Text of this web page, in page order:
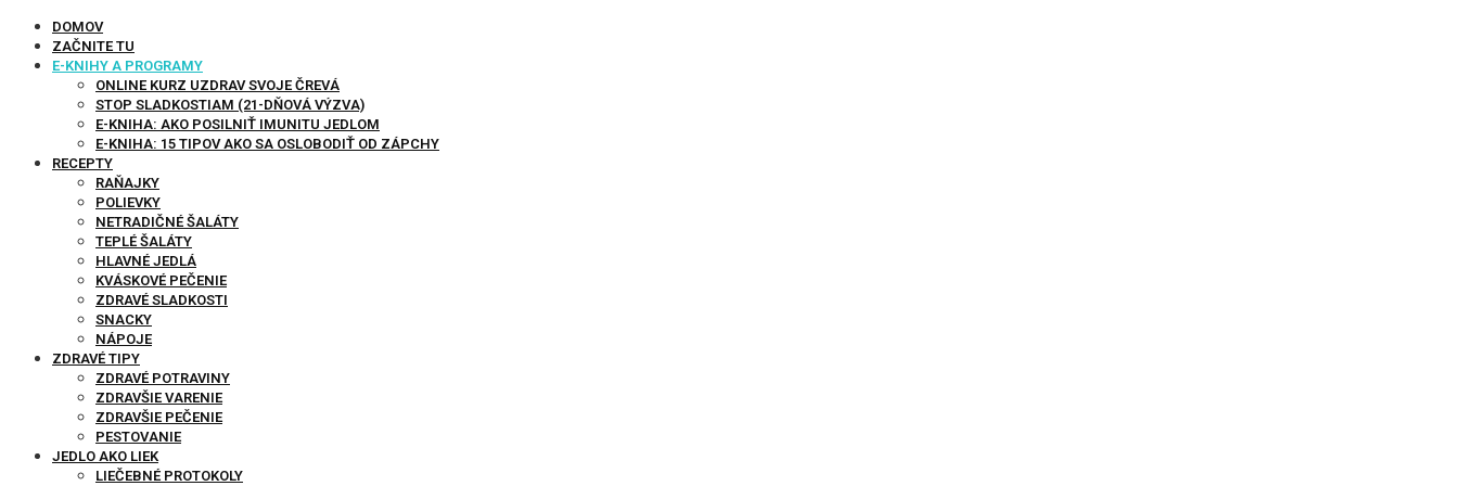
DOMOV
ZAČNITE TU
E-KNIHY A PROGRAMY
ONLINE KURZ UZDRAV SVOJE ČREVÁ
STOP SLADKOSTIAM (21-DŇOVÁ VÝZVA)
E-KNIHA: AKO POSILNIŤ IMUNITU JEDLOM
E-KNIHA: 15 TIPOV AKO SA OSLOBODIŤ OD ZÁPCHY
RECEPTY
RAŇAJKY
POLIEVKY
NETRADIČNÉ ŠALÁTY
TEPLÉ ŠALÁTY
HLAVNÉ JEDLÁ
KVÁSKOVÉ PEČENIE
ZDRAVÉ SLADKOSTI
SNACKY
NÁPOJE
ZDRAVÉ TIPY
ZDRAVÉ POTRAVINY
ZDRAVŠIE VARENIE
ZDRAVŠIE PEČENIE
PESTOVANIE
JEDLO AKO LIEK
LIEČEBNÉ PROTOKOLY